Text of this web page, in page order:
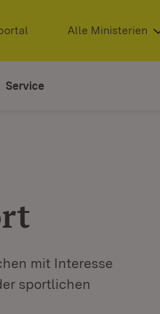
(Öffnet in neuem Fenster)
Alle Ministerien
Service
mit Interesse
sportlichen